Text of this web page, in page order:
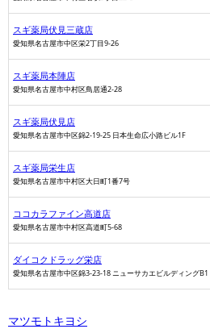
スギ薬局伏見三蔵店
愛知県名古屋市中区栄2丁目9-26
スギ薬局本陣店
愛知県名古屋市中村区鳥居通2-28
スギ薬局伏見店
愛知県名古屋市中区錦2-19-25 日本生命広小路ビル1F
スギ薬局栄生店
愛知県名古屋市中村区大日町1番7号
ココカラファイン高道店
愛知県名古屋市中村区高道町5-68
ダイコクドラッグ栄店
愛知県名古屋市中区錦3-23-18 ニューサカエビルディングB1
マツモトキヨシ